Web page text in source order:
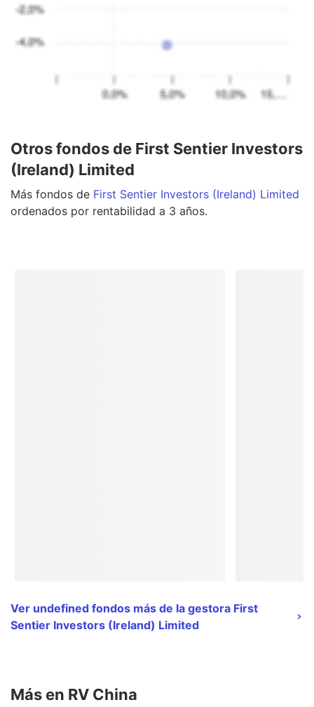
Otros fondos de First Sentier Investors
(Ireland) Limited
Más fondos de First Sentier Investors (Ireland) Limited
ordenados por rentabilidad a 3 años.
Ver undefined fondos más de la gestora First
Sentier Investors (Ireland) Limited
Más en RV China